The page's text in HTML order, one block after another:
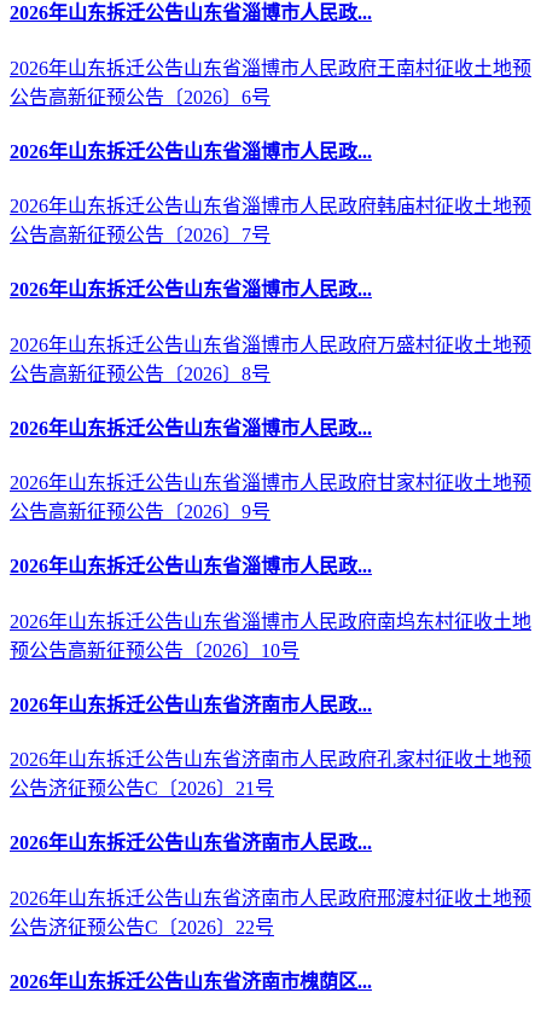
2026年山东拆迁公告山东省淄博市人民政...
2026年山东拆迁公告山东省淄博市人民政府王南村征收土地预
公告高新征预公告〔2026〕6号
2026年山东拆迁公告山东省淄博市人民政...
2026年山东拆迁公告山东省淄博市人民政府韩庙村征收土地预
公告高新征预公告〔2026〕7号
2026年山东拆迁公告山东省淄博市人民政...
2026年山东拆迁公告山东省淄博市人民政府万盛村征收土地预
公告高新征预公告〔2026〕8号
2026年山东拆迁公告山东省淄博市人民政...
2026年山东拆迁公告山东省淄博市人民政府甘家村征收土地预
公告高新征预公告〔2026〕9号
2026年山东拆迁公告山东省淄博市人民政...
2026年山东拆迁公告山东省淄博市人民政府南坞东村征收土地
预公告高新征预公告〔2026〕10号
2026年山东拆迁公告山东省济南市人民政...
2026年山东拆迁公告山东省济南市人民政府孔家村征收土地预
公告济征预公告C〔2026〕21号
2026年山东拆迁公告山东省济南市人民政...
2026年山东拆迁公告山东省济南市人民政府邢渡村征收土地预
公告济征预公告C〔2026〕22号
2026年山东拆迁公告山东省济南市槐荫区...